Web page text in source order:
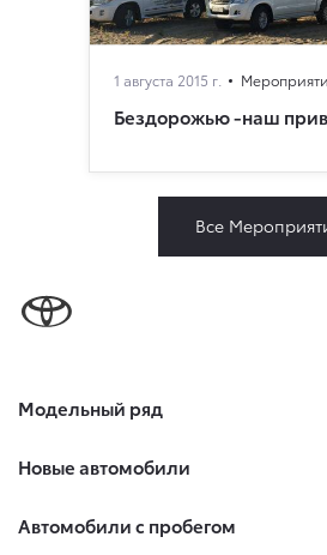
1 августа 2015 г.
Бездорожью -наш
Все
Модельный ряд
Новые автомобили
Автомобили с пробегом